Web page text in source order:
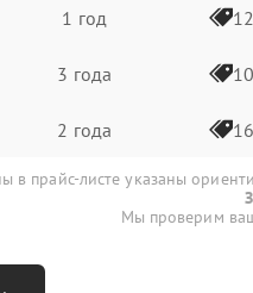
1 год
3 года
2 года
в прайс-листе указаны
Мы проверим